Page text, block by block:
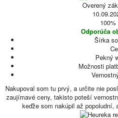
Overený
100%
Odporúča
Šírka
Pekný
Možnosti
Nakupoval som tu prvý, a určite nie
zaujímavé ceny, takisto poteší
keďže som nakúpil až popoludní,